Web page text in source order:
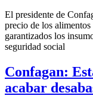
El presidente de
precio de los
garantizados los
seguridad social
Confagan:
acabar